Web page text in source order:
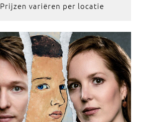
Prijzen variëren per locatie